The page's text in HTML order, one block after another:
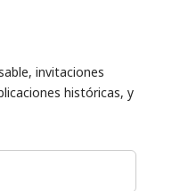
invitaciones
históricas, y